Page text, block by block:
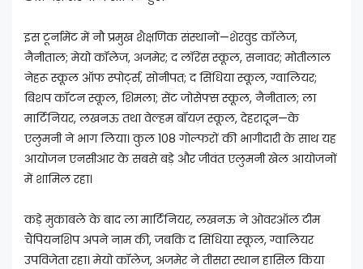
इस टूर्नामेंट में नौ प्रमुख शैक्षणिक संस्थानों—शेरवुड कॉलेज,
नैनीताल; मेयो कॉलेज, अजमेर; द लॉरेंस स्कूल, सनावर; मोतीलाल
नेहरू स्कूल ऑफ स्पोर्ट्स, सोनीपत; द सिंधिया स्कूल, ग्वालियर;
बिशप कॉटन स्कूल, शिमला; सेंट जोसेफ्स स्कूल, नैनीताल; ला
मार्टिनियर, लखनऊ तथा वेल्हम बॉयज़ स्कूल, देहरादून—के
एलुमनी ने भाग लिया। कुल 108 गोल्फरों की भागीदारी के साथ यह
आयोजन एनसीआर के सबसे बड़े और जीवंत एलुमनी खेल आयोजनों
में शामिल रहा।
कड़े मुकाबले के बाद ला मार्टिनियर, लखनऊ ने ओवरऑल टीम
चैंपियनशिप अपने नाम की, जबकि द सिंधिया स्कूल, ग्वालियर
उपविजेता रहा। मेयो कॉलेज, अजमेर ने तीसरा स्थान हासिल किया